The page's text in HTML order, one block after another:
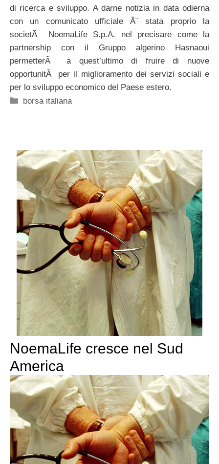
di ricerca e sviluppo. A darne notizia in data odierna
con un comunicato ufficiale Ã¨ stata proprio la
societÃ NoemaLife S.p.A. nel precisare come la
partnership con il Gruppo algerino Hasnaoui
permetterÃ a quest’ultimo di fruire di nuove
opportunitÃ per il miglioramento dei servizi sociali e
per lo sviluppo economico del Paese estero.
Categorie
borsa italiana
NoemaLife cresce nel Sud
America